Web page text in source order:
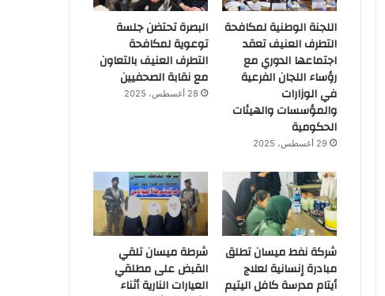
اللجنة الوطنية لمكافحة
التطرف العنيف تعقد
اجتماعها الدوري مع
رؤساء اللجان الفرعية
في الوزارات
والمؤسسات والهيئات
الحكومية
29 أغسطس، 2025
البصرة تحتضن جلسة
توعوية لمكافحة
التطرف العنيف بالتعاون
مع نقابة الصحفيين
28 أغسطس، 2025
شركة نفط ميسان تطلق
مبادرة إنسانية لعلاج
أيتام مدرسة كافل اليتيم
شرطة ميسان تلقي
القبض على مطلقي
العيارات النارية أثناء